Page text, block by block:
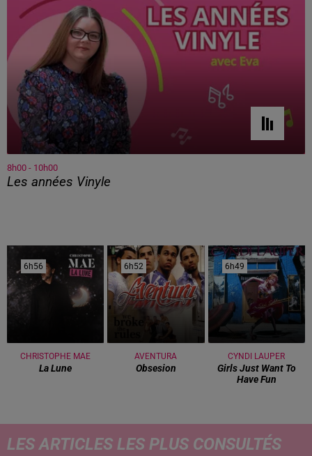
8h00 - 10h00
Les années Vinyle
6h56
6h56
CHRISTOPHE MAE
La Lune
6h52
6h52
AVENTURA
Obsesion
6h49
6h49
CYNDI LAUPER
Girls Just Want To
Have Fun
LES ARTICLES LES PLUS CONSULTÉS